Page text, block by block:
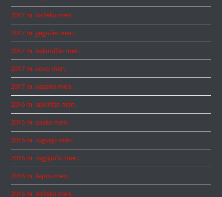
2017 m. birželio mėn.
2017 m. gegužės mėn.
2017 m. balandžio mėn.
2017 m. kovo mėn.
2017 m. vasario mėn.
2016 m. lapkričio mėn.
2016 m. spalio mėn.
2016 m. rugsėjo mėn.
2016 m. rugpjūčio mėn.
2016 m. liepos mėn.
2016 m. birželio mėn.